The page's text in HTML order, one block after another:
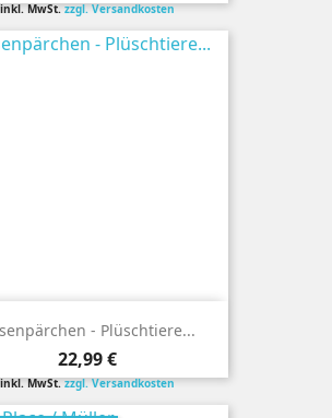
inkl. MwSt.zzgl. Versandkosten
- Plüschtiere...
Preis
22,99 €
inkl. MwSt.zzgl. Versandkosten